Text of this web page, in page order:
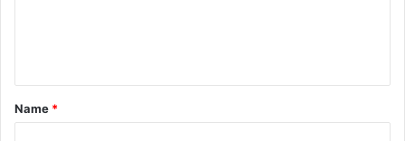
Name *